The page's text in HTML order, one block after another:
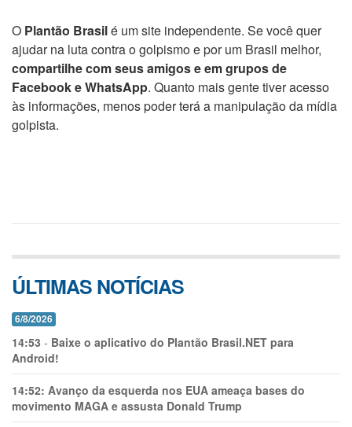
O Plantão Brasilé um site independente. Se você quer
ajudar na luta contra o golpismo e por um Brasil melhor,
compartilhe com seus amigos e em grupos de
Facebook e WhatsApp. Quanto mais gente tiver acesso
às informações, menos poder terá a manipulação da mídia
golpista.
ÚLTIMAS NOTÍCIAS
6/8/2026
14:53 - Baixe o aplicativo do Plantão Brasil.NET para
Android!
14:52: Avanço da esquerda nos EUA ameaça bases do
movimento MAGA e assusta Donald Trump